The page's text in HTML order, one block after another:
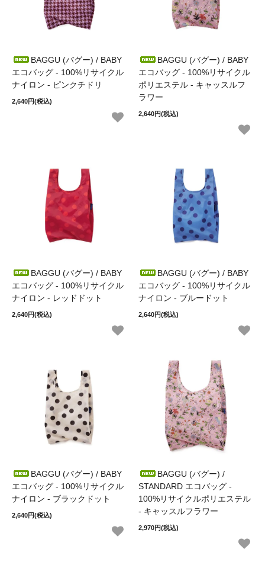
BAGGU (バグー) / BABY
エコバッグ - 100%リサイクル
ナイロン - ピンクチドリ
2,640円(税込)
BAGGU (バグー) / BABY
エコバッグ - 100%リサイクル
ポリエステル - キャッスルフ
ラワー
2,640円(税込)
BAGGU (バグー) / BABY
エコバッグ - 100%リサイクル
ナイロン - レッドドット
2,640円(税込)
BAGGU (バグー) / BABY
エコバッグ - 100%リサイクル
ナイロン - ブルードット
2,640円(税込)
BAGGU (バグー) / BABY
エコバッグ - 100%リサイクル
ナイロン - ブラックドット
2,640円(税込)
BAGGU (バグー) /
STANDARD エコバッグ -
100%リサイクルポリエステル
- キャッスルフラワー
2,970円(税込)